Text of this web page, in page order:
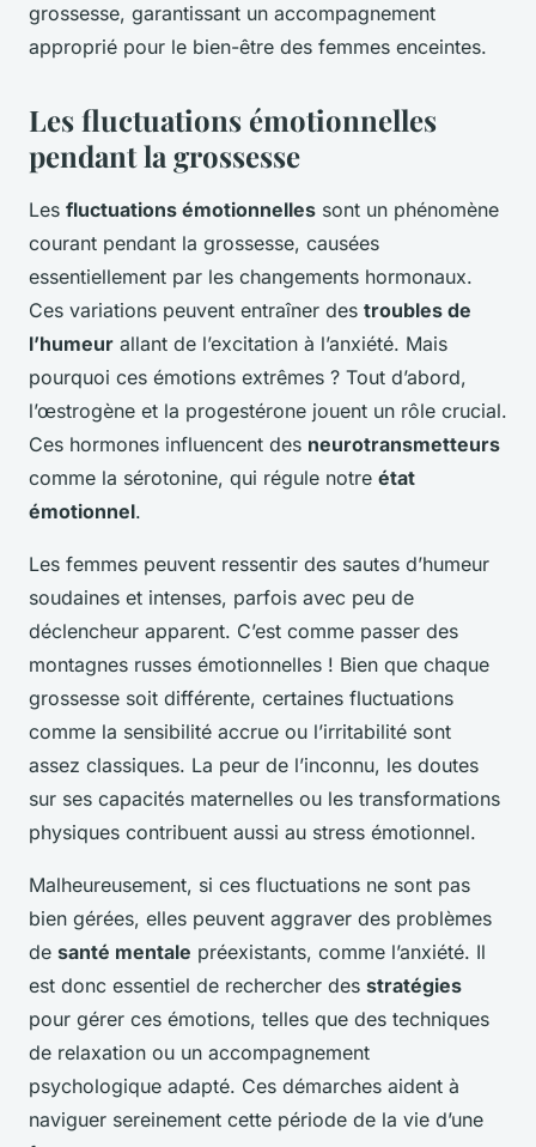
grossesse, garantissant un accompagnement
approprié pour le bien-être des femmes enceintes.
Les fluctuations émotionnelles
pendant la grossesse
Les fluctuations émotionnelles sont un phénomène
courant pendant la grossesse, causées
essentiellement par les changements hormonaux.
Ces variations peuvent entraîner des troubles de
l’humeur allant de l’excitation à l’anxiété. Mais
pourquoi ces émotions extrêmes ? Tout d’abord,
l’œstrogène et la progestérone jouent un rôle crucial.
Ces hormones influencent des neurotransmetteurs
comme la sérotonine, qui régule notre état
émotionnel.
Les femmes peuvent ressentir des sautes d’humeur
soudaines et intenses, parfois avec peu de
déclencheur apparent. C’est comme passer des
montagnes russes émotionnelles ! Bien que chaque
grossesse soit différente, certaines fluctuations
comme la sensibilité accrue ou l’irritabilité sont
assez classiques. La peur de l’inconnu, les doutes
sur ses capacités maternelles ou les transformations
physiques contribuent aussi au stress émotionnel.
Malheureusement, si ces fluctuations ne sont pas
bien gérées, elles peuvent aggraver des problèmes
de santé mentale préexistants, comme l’anxiété. Il
est donc essentiel de rechercher des stratégies
pour gérer ces émotions, telles que des techniques
de relaxation ou un accompagnement
psychologique adapté. Ces démarches aident à
naviguer sereinement cette période de la vie d’une